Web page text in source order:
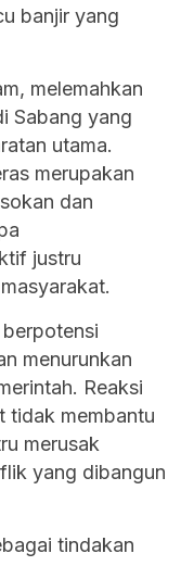
banjir yang
melemahkan
Sabang yang
utama.
merupakan
dan
justru
menurunkan
Reaksi
tidak membantu
merusak
yang dibangun
tindakan